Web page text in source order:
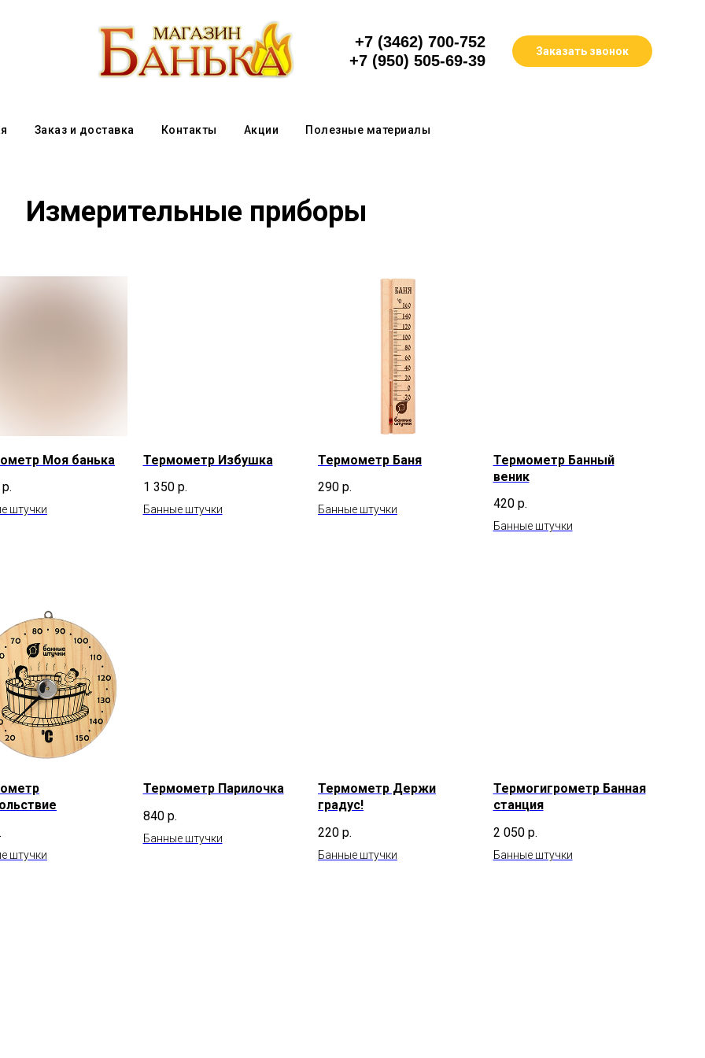
+7 (3462) 700-752
+7 (950) 505-69-39
Заказать звонок
Заказ и доставка Контакты Акции Полезные материалы
Измерительные приборы
Моя банька
р.
штучки
Термометр Избушка
1 350 р.
Банные штучки
Термометр Баня
290 р.
Банные штучки
Термометр Банный
веник
420 р.
Банные штучки
штучки
Термометр Парилочка
840 р.
Банные штучки
Термометр Держи
градус!
220 р.
Банные штучки
Термогигрометр Банная
станция
2 050 р.
Банные штучки